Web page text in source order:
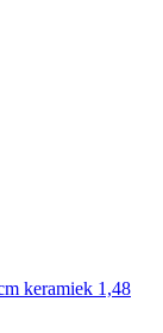
keramiek 1,48